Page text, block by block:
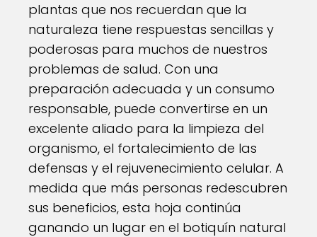
plantas que nos recuerdan que la
naturaleza tiene respuestas sencillas y
poderosas para muchos de nuestros
problemas de salud. Con una
preparación adecuada y un consumo
responsable, puede convertirse en un
excelente aliado para la limpieza del
organismo, el fortalecimiento de las
defensas y el rejuvenecimiento celular. A
medida que más personas redescubren
sus beneficios, esta hoja continúa
ganando un lugar en el botiquín natural